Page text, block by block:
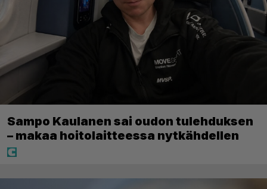
Sampo Kaulanen sai oudon tulehduksen
– makaa hoitolaitteessa nytkähdellen